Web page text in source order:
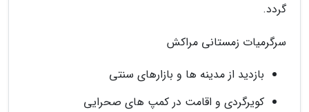
گردد.
سرگرمیات زمستانی مراکش
بازدید از مدینه ها و بازارهای سنتی
کویرگردی و اقامت در کمپ های صحرایی